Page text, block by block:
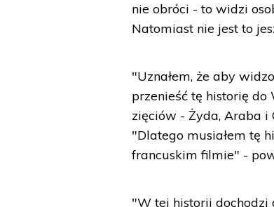
nie obróci - to widzi
Natomiast nie jest to
"Uznałem, że aby
przenieść tę historię
zięciów - Żyda, Araba i
"Dlatego musiałem tę
francuskim filmie" -
"W tej historii dochodzi